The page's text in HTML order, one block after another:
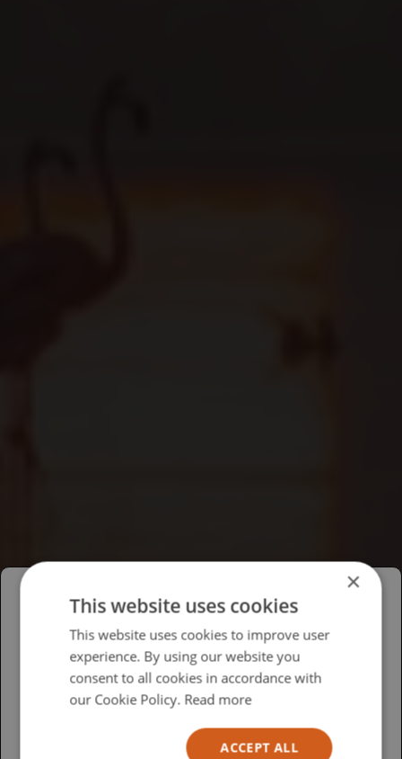
Please select your region/language
British
USA
×
This website uses cookies
This website uses cookies to improve user
experience. By using our website you
consent to all cookies in accordance with
our Cookie Policy. Read more
ACCEPT ALL